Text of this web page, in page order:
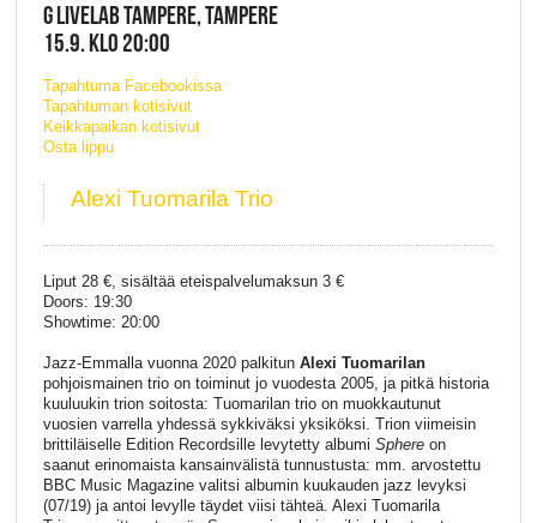
G LIVELAB TAMPERE, TAMPERE
15.9. KLO 20:00
Tapahtuma Facebookissa
Tapahtuman kotisivut
Keikkapaikan kotisivut
Osta lippu
Alexi Tuomarila Trio
Liput 28 €, sisältää eteispalvelumaksun 3 €
Doors: 19:30
Showtime: 20:00
Jazz-Emmalla vuonna 2020 palkitun Alexi Tuomarilan
pohjoismainen trio on toiminut jo vuodesta 2005, ja pitkä historia
kuuluukin trion soitosta: Tuomarilan trio on muokkautunut
vuosien varrella yhdessä sykkiväksi yksiköksi. Trion viimeisin
brittiläiselle Edition Recordsille levytetty albumi Sphereon
saanut erinomaista kansainvälistä tunnustusta: mm. arvostettu
BBC Music Magazine valitsi albumin kuukauden jazz levyksi
(07/19) ja antoi levylle täydet viisi tähteä. Alexi Tuomarila